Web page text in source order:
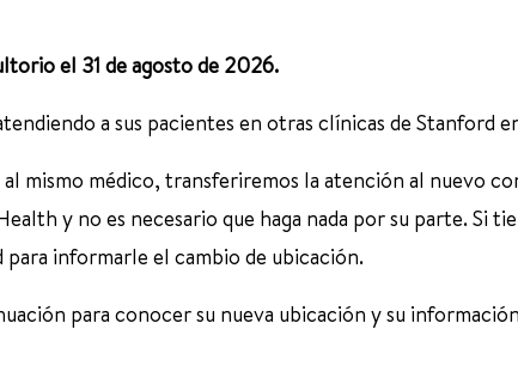
el 31 de agosto de 2026.
a sus pacientes en otras clínicas de Stanford
al mismo médico, transferiremos la atención al nuevo
y no es necesario que haga nada por su parte. Si
informarle el cambio de ubicación.
para conocer su nueva ubicación y su